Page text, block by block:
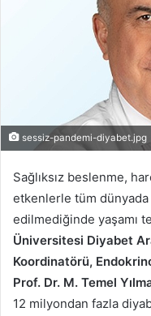
sessiz-pandemi-diyabet.jpg
Sağlıksız beslenme,
etkenlerle tüm dünyada
edilmediğinde yaşamı
Üniversitesi Diyabet
Koordinatörü,
Prof. Dr. M. Temel
12 milyondan fazla